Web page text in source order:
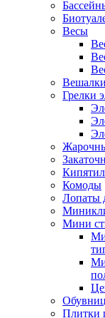
Весы
Грелки
Комоды
Лопаты
Мини
Плитки